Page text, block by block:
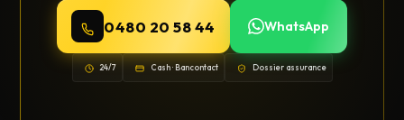
0480 20 58 44 WhatsApp
24/7 Cash · Bancontact Dossier assurance